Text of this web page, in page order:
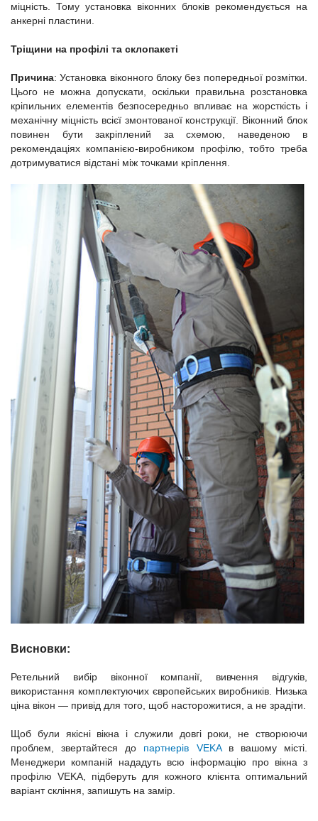
міцність. Тому установка віконних блоків рекомендується на
анкерні пластини.
Тріщини на профілі та склопакеті
Причина: Установка віконного блоку без попередньої розмітки.
Цього не можна допускати, оскільки правильна розстановка
кріпильних елементів безпосередньо впливає на жорсткість і
механічну міцність всієї змонтованої конструкції. Віконний блок
повинен бути закріплений за схемою, наведеною в
рекомендаціях компанією-виробником профілю, тобто треба
дотримуватися відстані між точками кріплення.
Висновки:
Ретельний вибір віконної компанії, вивчення відгуків,
використання комплектуючих європейських виробників. Низька
ціна вікон — привід для того, щоб насторожитися, а не зрадіти.
Щоб були якісні вікна і служили довгі роки, не створюючи
проблем, звертайтеся до партнерів VEKAв вашому місті.
Менеджери компаній нададуть всю інформацію про вікна з
профілю VEKA, підберуть для кожного клієнта оптимальний
варіант скління, запишуть на замір.